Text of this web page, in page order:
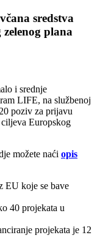
sredstva
plana
i srednje
LIFE, na službenoj
poziv za prijavu
Europskog
možete naći opis
EU koje se bave
40 projekata u
projekata je 12